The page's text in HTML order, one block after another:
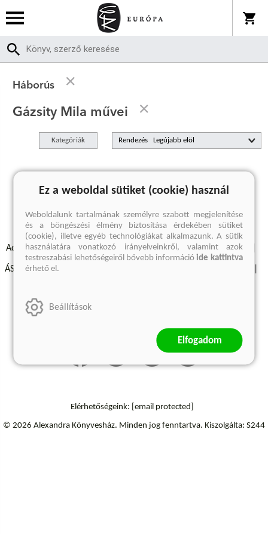
Háborús
Gázsity Mila művei
Kategóriák Rendezés
A keresett kifejezésre nincs találat
Adatvédelmi szabályzatok Elállási felmondási nyilatkozat
ÁSZF - Vásárlási feltételek
Szállítási információk
Elérhetőségeink: [email protected]
© 2026 Alexandra Könyvesház. Minden jog fenntartva. Kiszolgálta: S244
Ez a weboldal sütiket (cookie) használ
Weboldalunk tartalmának személyre szabott megjelenítése
és a böngészési élmény biztosítása érdekében sütiket
(cookie), illetve egyéb technológiákat alkalmazunk. A sütik
használatára vonatkozó irányelveinkről, valamint azok
testreszabási lehetőségeiről bővebb információide kattintva
érhető el.
Beállítások
Elfogadom